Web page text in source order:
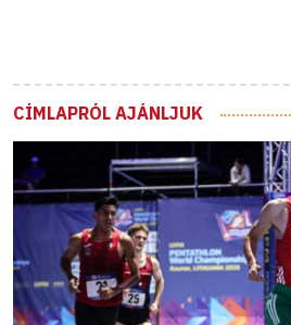
CÍMLAPRÓL AJÁNLJUK